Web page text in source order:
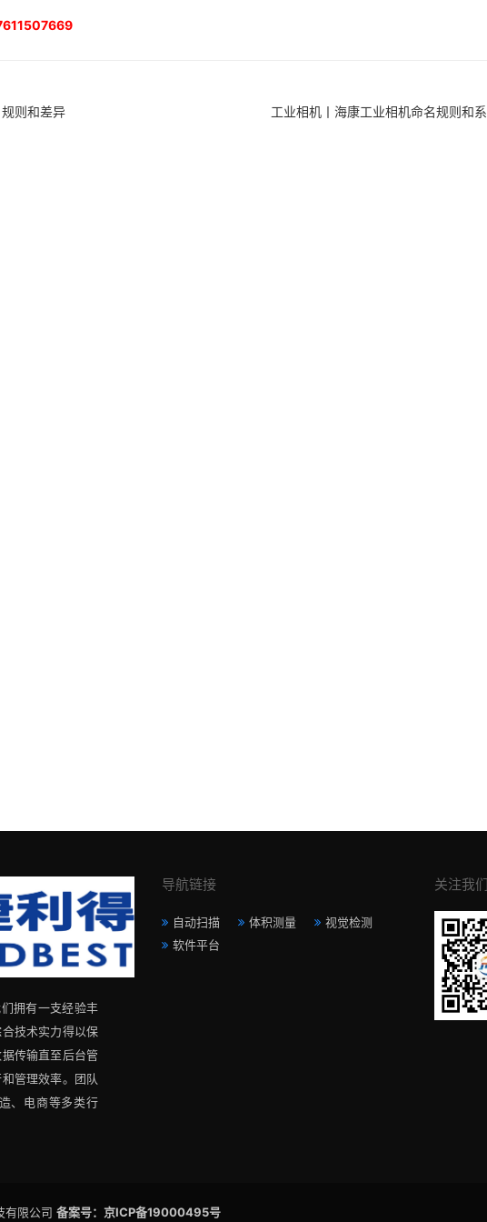
则和差异
工业相机丨海康工业相机命名规则和
拥有一支经验丰
技术实力得以保
传输直至后台管
管理效率。团队
、电商等多类行
导航链接
自动扫描 体积测量
视觉检测
软件平台
关注我们
限公司 备案号：京ICP备19000495号